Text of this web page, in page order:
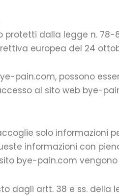
protetti dalla legge n. 78-
europea del 24
pain.com, possono
al sito web bye-
raccoglie solo
informazioni con
bye-pain.com
dagli artt. 38 e ss. della